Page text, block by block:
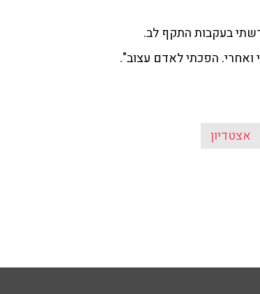
בעקבות התקף לב.
ואחרי. הפכתי לאדם עצוב".
אצטדיון